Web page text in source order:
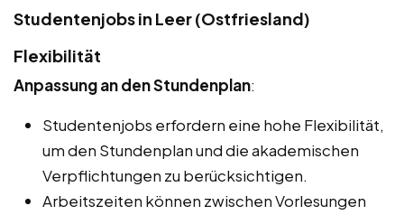
Studentenjobs in Leer (Ostfriesland)
Flexibilität
Anpassung an den Stundenplan:
Studentenjobs erfordern eine hohe Flexibilität,
um den Stundenplan und die akademischen
Verpflichtungen zu berücksichtigen.
Arbeitszeiten können zwischen Vorlesungen